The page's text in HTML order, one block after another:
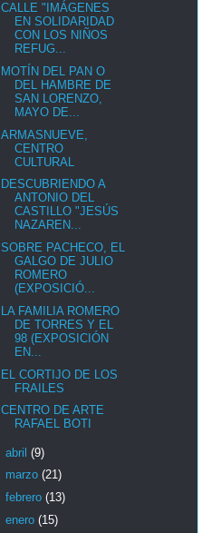
CALLE "IMÁGENES
EN SOLIDARIDAD
CON LOS NIÑOS
REFUG...
MOTÍN DEL PAN O
DEL HAMBRE DE
SAN LORENZO,
MAYO DE...
ARMASNUEVE,
CENTRO
CULTURAL
DESCUBRIENDO A
ANTONIO DEL
CASTILLO "JESÚS
NAZAREN...
SOBRE PACHECO, EL
GALGO DE JULIO
ROMERO
(EXPOSICIÓ...
LA FAMILIA ROMERO
DE TORRES Y EL
98 (EXPOSICIÓN
EN...
EL CORTIJO DE LOS
FRAILES
CENTRO DE ARTE
RAFAEL BOTI
abril (9)
marzo (21)
febrero (13)
enero (15)